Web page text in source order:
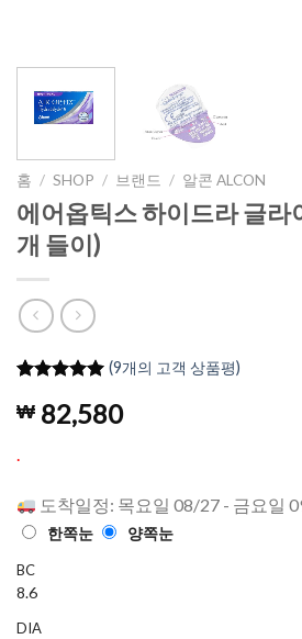
홈 / SHOP / 브랜드 / 알콘 ALCON
에어옵틱스 하이드라 글라
개 들이)
평가를 기
준으로 5점
으로 평가
(9개의 고객 상품평)
₩ 82,580
.
도착일정: 목요일 08/27 - 금요일
한쪽눈 양쪽눈
BC
8.6
DIA